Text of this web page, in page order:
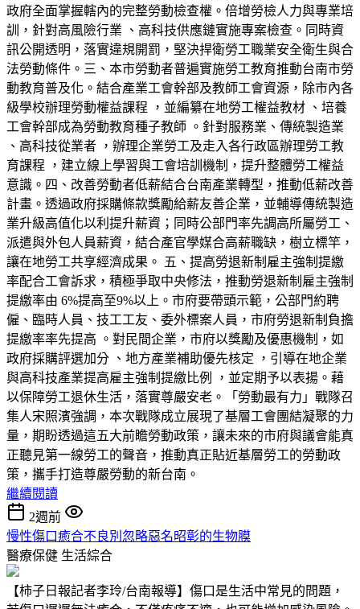
政府全面掌握轄內的完整勞動檢查權。倍增勞檢人力與專業培
訓，針對高風險行業 、高科技供應鏈實施專案檢查。同時資
訊公開透明，落實違規開罰，堅決捍衛勞工職業安全衛生與合
法勞動條件。三、本市勞動者普遍實施勞工教育推動台南市勞
動教育普及化。結合產業工會幹部及教師工會資源，除市內各
級學校辦理勞動權益課程 ，並編纂在地勞工權益教材 、培養
工會幹部成為勞動教育種子教師 。針對服務業、傳統製造業
、高科技從業者 ，辦理企業勞工及走入各行政區辦理勞工教
育課程 ，建立線上學習與工會培訓機制，提升整體勞工權益
意識。四、改善勞動者低薪結合台南產業轉型，推動低薪改善
計畫。透過政府採購條款獎勵給薪友善企業，並輔導傳統製造
業升級高值化以利提升薪資；同時公部門率先調高所屬勞工、
派遣與外包人員薪資，結合產官學媒合高薪職缺，樹立標竿，
讓在地勞工共享經濟成果。 五、提高勞退新制雇主強制提繳
率配合工會訴求，積極爭取中央修法，推動勞退新制雇主強制
提繳率由 6%提高至9%以上。市府要帶頭示範，公部門約聘
僱、臨時人員、技工工友、委外標案人員，市府勞退新制負擔
提繳率率先提高 。對民間企業，市府以獎勵及優惠機制，如
政府採購評選加分 、地方產業補助優先核定 ，引導在地企業
與高科技產業提高雇主強制提繳比例 ，並定期予以表揚。藉
以保障勞工退休生活，落實尊嚴安老。「勞動最有力」戰隊召
集人宋照濱強調，本次戰隊成立展現了基層工會團結凝聚的力
量，期盼透過這五大前瞻勞動政策，讓未來的市府與議會能真
正聽見第一線勞工的聲音，推動真正貼近基層勞工的勞動政
策，攜手打造尊嚴勞動的新台南。
繼續閱讀
2週前
慢性傷口癒合不良別忽略惡名昭彰的生物膜
醫療保健 生活綜合
【柿子日報記者李玲/台南報導】傷口是生活中常見的問題，